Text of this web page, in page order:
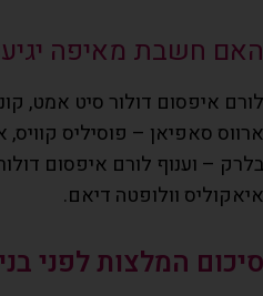
האם חשבת מאיפה
לורם איפסום דולור סיט אמט,
ארווס סאפיאן – פוסיליס
בלרק – וענוף לורם איפסום
איאקוליס וולופטה דיאם.
סיכום המלצות לפני